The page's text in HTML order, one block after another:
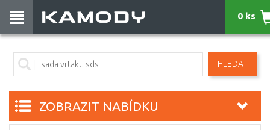
HLEDAT
0 ks
ZOBRAZIT NABÍDKU